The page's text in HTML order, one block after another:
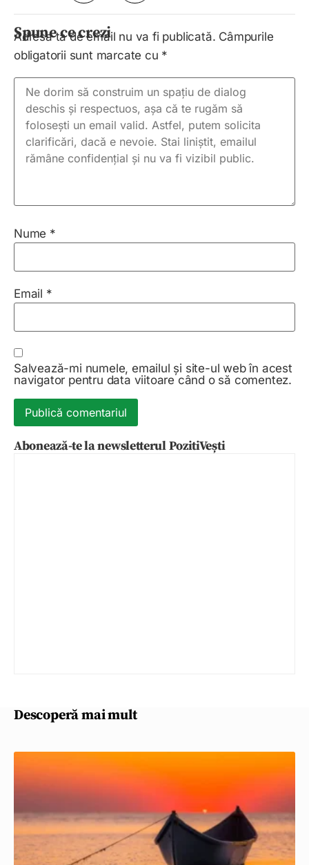
Spune ce crezi
Adresa ta de email nu va fi publicată. Câmpurile
obligatorii sunt marcate cu *
Nume *
Email *
Salvează-mi numele, emailul și site-ul web în acest
navigator pentru data viitoare când o să comentez.
Abonează-te la newsletterul PozitiVești
Descoperă mai mult